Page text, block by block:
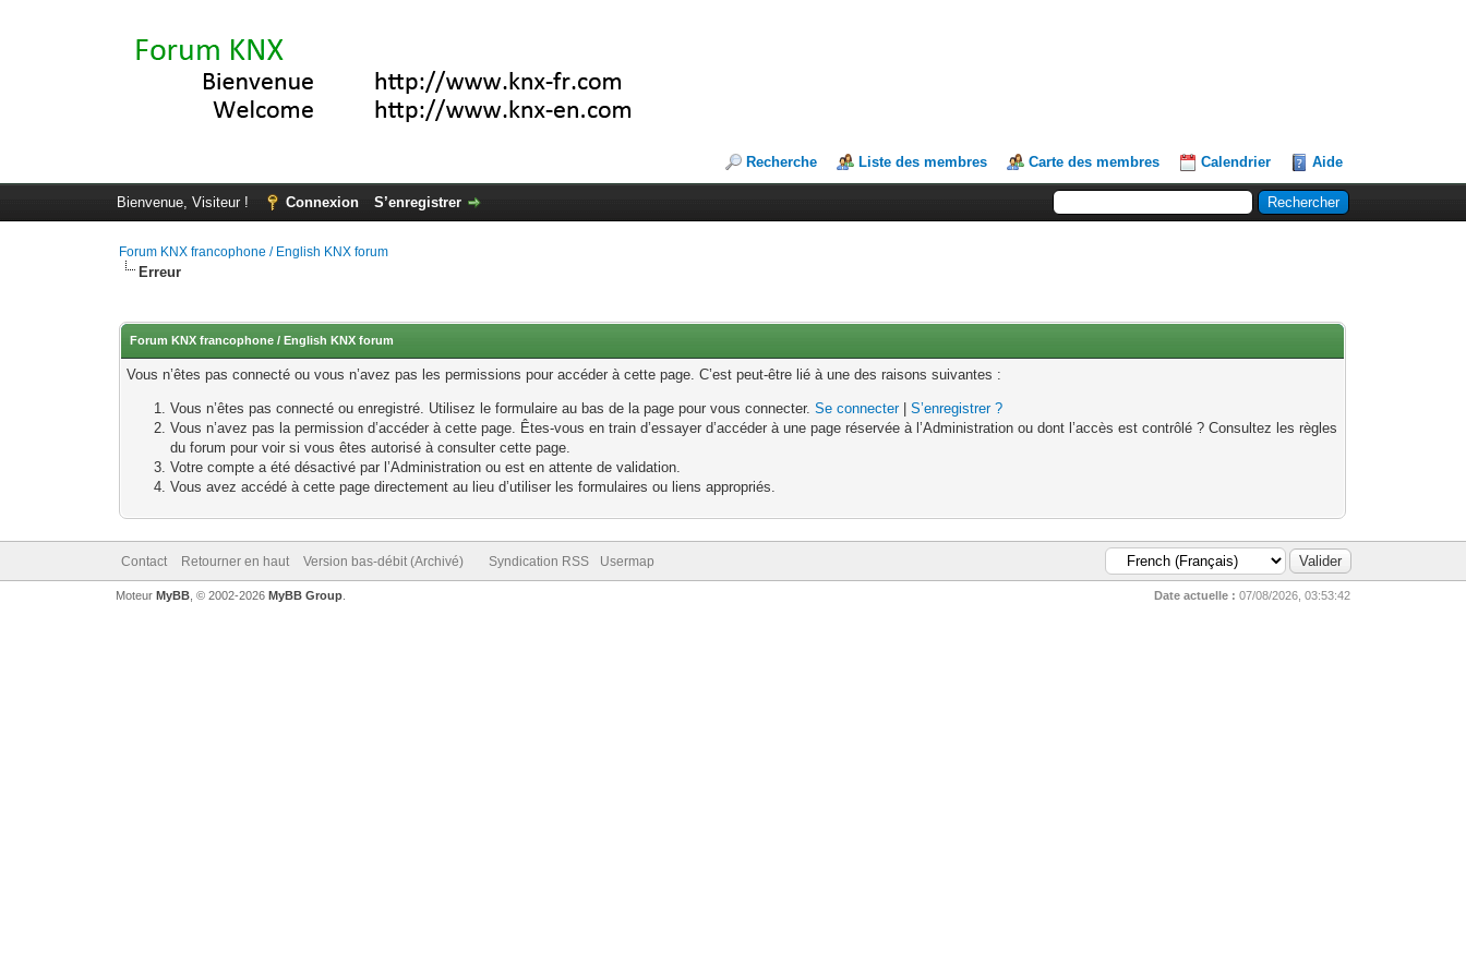
Recherche Liste des membres Carte des membres Calendrier Aide
Bienvenue, Visiteur ! Connexion S’enregistrer
Forum KNX francophone / English KNX forum
Erreur
Forum KNX francophone / English KNX forum
Vous n’êtes pas connecté ou vous n’avez pas les permissions pour accéder à cette page. C’est peut-être lié à une des raisons suivantes :
Vous n’êtes pas connecté ou enregistré. Utilisez le formulaire au bas de la page pour vous connecter.Se connecter|S’enregistrer ?
Vous n’avez pas la permission d’accéder à cette page. Êtes-vous en train d’essayer d’accéder à une page réservée à l’Administration ou dont l’accès est contrôlé ? Consultez les règles
du forum pour voir si vous êtes autorisé à consulter cette page.
Votre compte a été désactivé par l’Administration ou est en attente de validation.
Vous avez accédé à cette page directement au lieu d’utiliser les formulaires ou liens appropriés.
Contact Retourner en haut Version bas-débit (Archivé) Syndication RSS Usermap
Date actuelle : 07/08/2026, 03:53:42
Moteur MyBB, © 2002-2026 MyBB Group.